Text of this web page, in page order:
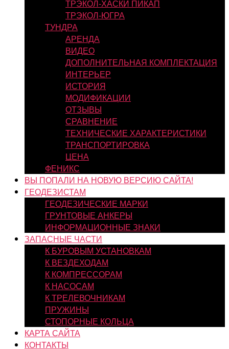
ТРЭКОЛ-ХАСКИ ПИКАП
ТРЭКОЛ-ЮГРА
ТУНДРА
АРЕНДА
ВИДЕО
ДОПОЛНИТЕЛЬНАЯ КОМПЛЕКТАЦИЯ
ИНТЕРЬЕР
ИСТОРИЯ
МОДИФИКАЦИИ
ОТЗЫВЫ
СРАВНЕНИЕ
ТЕХНИЧЕСКИЕ ХАРАКТЕРИСТИКИ
ТРАНСПОРТИРОВКА
ЦЕНА
ФЕНИКС
ВЫ ПОПАЛИ НА НОВУЮ ВЕРСИЮ САЙТА!
ГЕОДЕЗИСТАМ
ГЕОДЕЗИЧЕСКИЕ МАРКИ
ГРУНТОВЫЕ АНКЕРЫ
ИНФОРМАЦИОННЫЕ ЗНАКИ
ЗАПАСНЫЕ ЧАСТИ
К БУРОВЫМ УСТАНОВКАМ
К ВЕЗДЕХОДАМ
К КОМПРЕССОРАМ
К НАСОСАМ
К ТРЕЛЕВОЧНИКАМ
ПРУЖИНЫ
СТОПОРНЫЕ КОЛЬЦА
КАРТА САЙТА
КОНТАКТЫ